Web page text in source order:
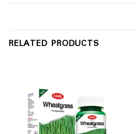
RELATED PRODUCTS